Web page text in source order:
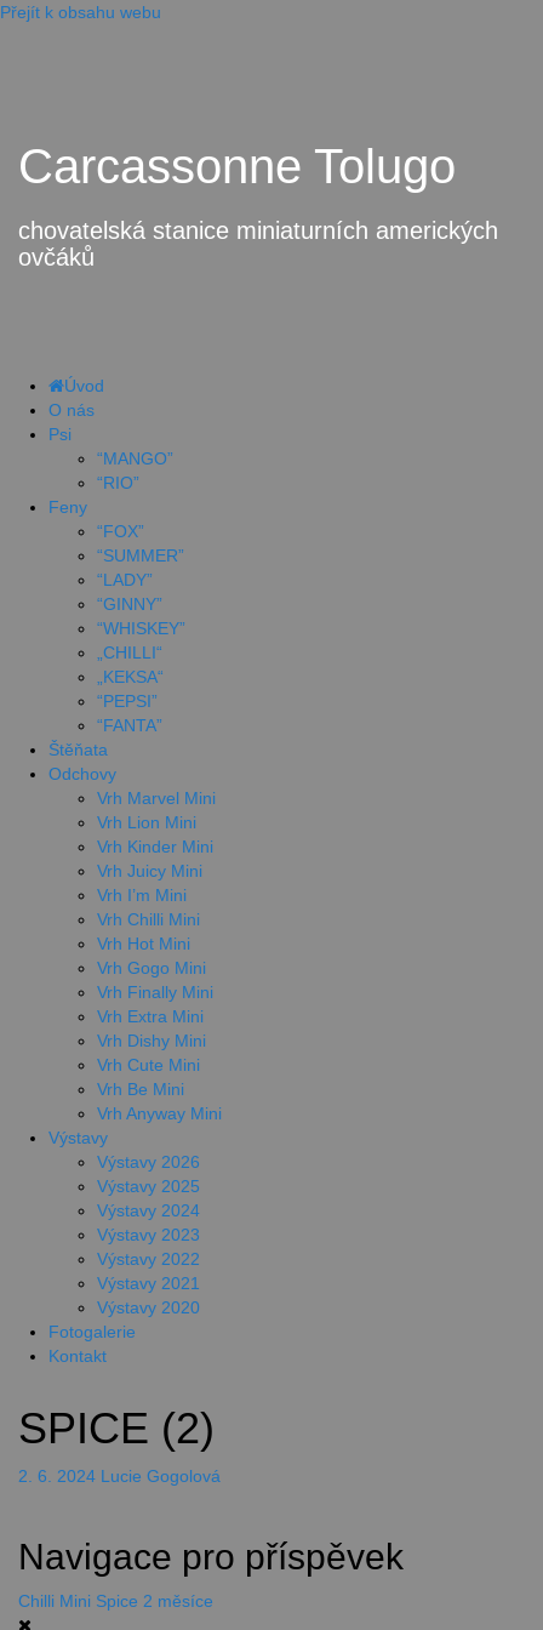
Přejít k obsahu webu
Carcassonne Tolugo
chovatelská stanice miniaturních amerických
ovčáků
Úvod
O nás
Psi
“MANGO”
“RIO”
Feny
“FOX”
“SUMMER”
“LADY”
“GINNY”
“WHISKEY”
„CHILLI“
„KEKSA“
“PEPSI”
“FANTA”
Štěňata
Odchovy
Vrh Marvel Mini
Vrh Lion Mini
Vrh Kinder Mini
Vrh Juicy Mini
Vrh I’m Mini
Vrh Chilli Mini
Vrh Hot Mini
Vrh Gogo Mini
Vrh Finally Mini
Vrh Extra Mini
Vrh Dishy Mini
Vrh Cute Mini
Vrh Be Mini
Vrh Anyway Mini
Výstavy
Výstavy 2026
Výstavy 2025
Výstavy 2024
Výstavy 2023
Výstavy 2022
Výstavy 2021
Výstavy 2020
Fotogalerie
Kontakt
SPICE (2)
2. 6. 2024 Lucie Gogolová
Navigace pro příspěvek
Chilli Mini Spice 2 měsíce